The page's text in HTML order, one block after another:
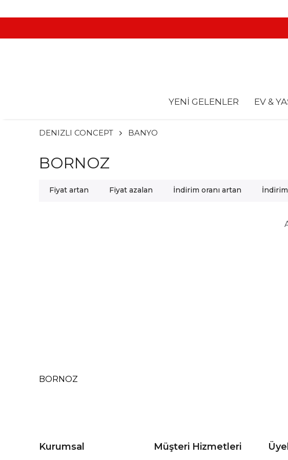
YENİ GELENLER EV &
DENIZLI CONCEPT BANYO
BORNOZ
Fiyat artan Fiyat azalan İndirim oranı artan İndirim
BORNOZ
Kurumsal Müşteri Hizmetleri